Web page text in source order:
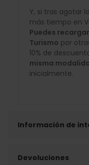
Y, si tras agotar
más tiempo en
Puedes
Turismo por
10% de
misma
inicialmente.
Información de
Devoluciones